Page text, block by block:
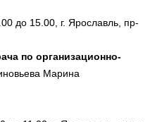
до 15.00, г. Ярославль, пр-
по организационно-
Марина